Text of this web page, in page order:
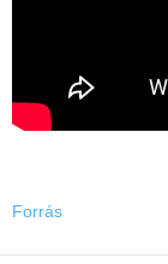
Forrás